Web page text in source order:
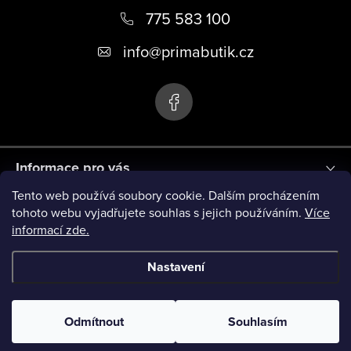
Tento web používá soubory cookie. Dalším procházením
tohoto webu vyjadřujete souhlas s jejich používáním. Více
informací zde.
Nastavení
Odmítnout Souhlasím
775 583 100
info@primabutik.cz
Informace pro vás
Blog
Novinky
Copyright 2026PRIMA BUTIK. Všechna práva vyhrazena.